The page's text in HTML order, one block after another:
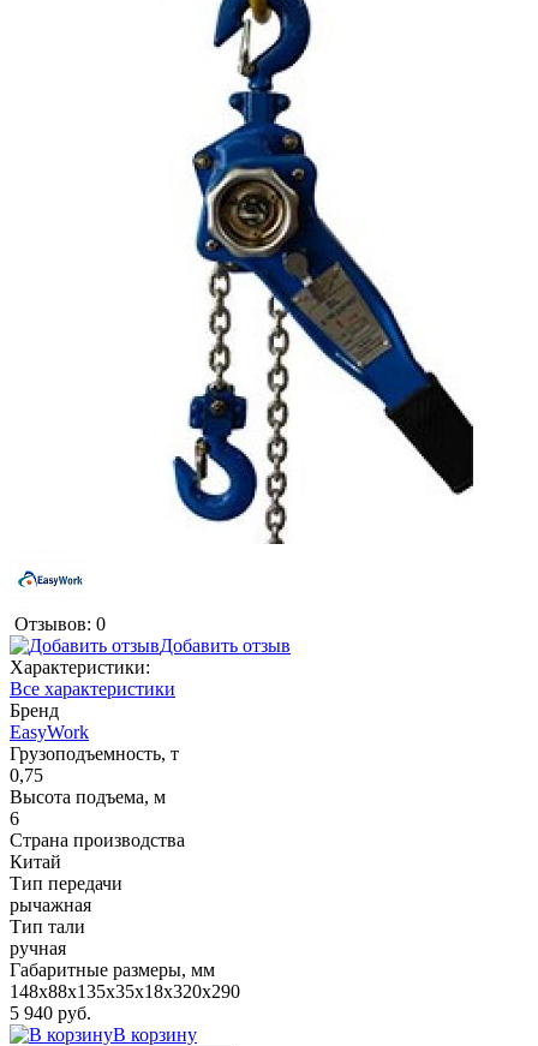
Отзывов: 0
Добавить отзыв
Характеристики:
Все характеристики
Бренд
EasyWork
Грузоподъемность, т
0,75
Высота подъема, м
6
Страна производства
Китай
Тип передачи
рычажная
Тип тали
ручная
Габаритные размеры, мм
148x88x135x35x18x320x290
5 940 руб.
В корзину